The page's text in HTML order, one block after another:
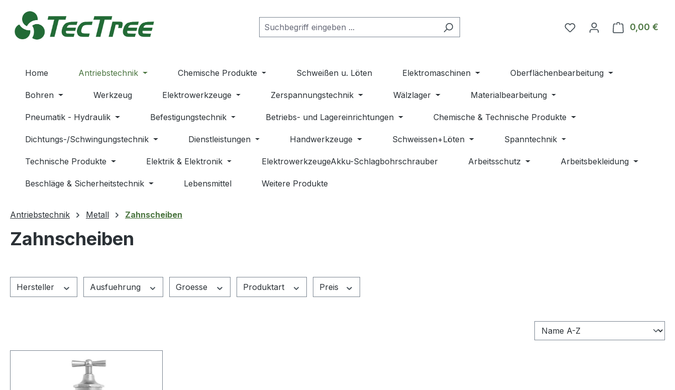
Hauptinhalt springen
Zur Suche springen
Zur Hauptnavigation springen
Du hast 0 Produkte auf
0,00 €
Home Antriebstechnik Chemische Produkte Schweißen u. Löten Elektromaschinen Oberflächenbearbeitung
Bohren Werkzeug Elektrowerkzeuge Zerspannungstechnik Wälzlager Materialbearbeitung
Pneumatik - Hydraulik Befestigungstechnik Betriebs- und Lagereinrichtungen Chemische & Technische Produkte
Dichtungs-/Schwingungstechnik Dienstleistungen Handwerkzeuge Schweissen+Löten Spanntechnik
Technische Produkte Elektrik & Elektronik ElektrowerkzeugeAkku-Schlagbohrschrauber Arbeitsschutz Arbeitsbekleidung
Beschläge & Sicherheitstechnik Lebensmittel Weitere Produkte
Antriebstechnik Metall Zahnscheiben
Zahnscheiben
Hersteller Ausfuehrung Groesse Produktart Preis